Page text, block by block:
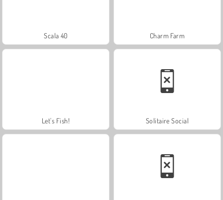
Scala 40 Charm Farm
Let's Fish! Solitaire Social